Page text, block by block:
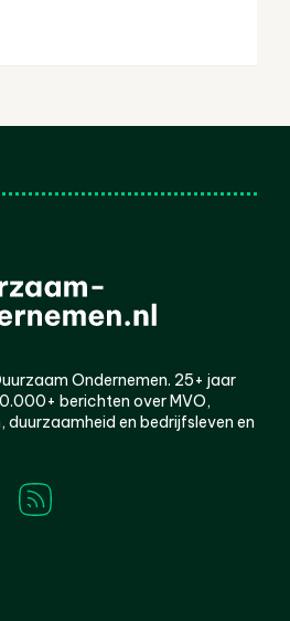
Ondernemen. 25+ jaar
berichten over MVO,
duurzaamheid en bedrijfsleven en